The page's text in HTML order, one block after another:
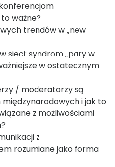
ważne?
trendów w „new
sieci: syndrom „pary w
w ostatecznym
/ moderatorzy są
i jak to
z możliwościami
z
rozumiane jako forma